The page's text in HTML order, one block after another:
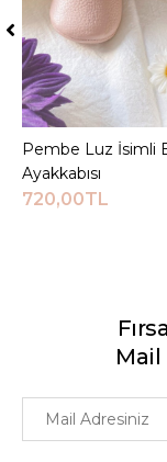
Sepete
Pembe Luz İsimli
Ayakkabısı
720,00TL